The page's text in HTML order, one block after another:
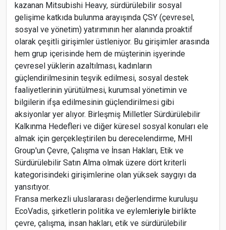
kazanan Mitsubishi Heavy, sürdürülebilir sosyal
gelişime katkıda bulunma arayışında ÇSY (çevresel,
sosyal ve yönetim) yatırımının her alanında proaktif
olarak çeşitli girişimler üstleniyor. Bu girişimler arasında
hem grup içerisinde hem de müşterinin işyerinde
çevresel yüklerin azaltılması, kadınların
güçlendirilmesinin teşvik edilmesi, sosyal destek
faaliyetlerinin yürütülmesi, kurumsal yönetimin ve
bilgilerin ifşa edilmesinin güçlendirilmesi gibi
aksiyonlar yer alıyor. Birleşmiş Milletler Sürdürülebilir
Kalkınma Hedefleri ve diğer küresel sosyal konuları ele
almak için gerçekleştirilen bu derecelendirme, MHI
Group'un Çevre, Çalışma ve İnsan Hakları, Etik ve
Sürdürülebilir Satın Alma olmak üzere dört kriterli
kategorisindeki girişimlerine olan yüksek saygıyı da
yansıtıyor.
Fransa merkezli uluslararası değerlendirme kuruluşu
EcoVadis, şirketlerin politika ve eylemleriyle birlikte
çevre, çalışma, insan hakları, etik ve sürdürülebilir